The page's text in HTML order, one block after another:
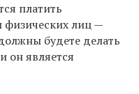
платить
физических лиц —
будете делать
он является